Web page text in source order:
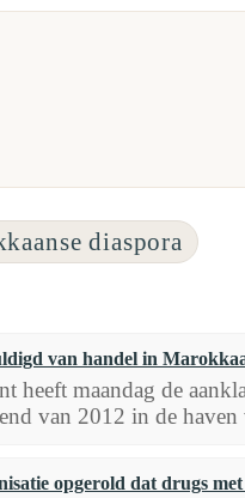
diaspora
van handel in
heeft maandag de
van 2012 in de haven
opgerold dat drugs